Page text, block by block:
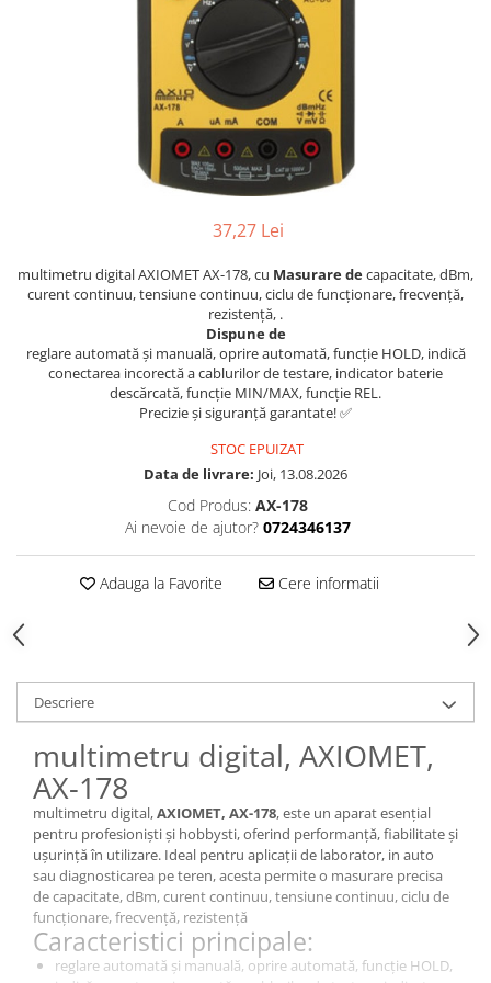
37,27 Lei
multimetru digital AXIOMET AX-178, cu Masurare decapacitate, dBm,
curent continuu, tensiune continuu, ciclu de funcționare, frecvență,
rezistență, .
Dispune de
reglare automată și manuală, oprire automată, funcție HOLD, indică
conectarea incorectă a cablurilor de testare, indicator baterie
descărcată, funcție MIN/MAX, funcție REL.
Precizie și siguranță garantate! ✅
STOC EPUIZAT
Data de livrare: Joi, 13.08.2026
Cod Produs: AX-178
Ai nevoie de ajutor? 0724346137
Adauga la Favorite Cere informatii
Descriere
multimetru digital, AXIOMET,
AX-178
multimetru digital,AXIOMET, AX-178, este un aparat esențial
pentru profesioniști și hobbysti, oferind performanță, fiabilitate și
ușurință în utilizare. Ideal pentru aplicații de laborator, in auto
sau diagnosticarea pe teren, acesta permite o masurare precisa
de capacitate, dBm, curent continuu, tensiune continuu, ciclu de
funcționare, frecvență, rezistență
Caracteristici principale:
reglare automată și manuală, oprire automată, funcție HOLD,